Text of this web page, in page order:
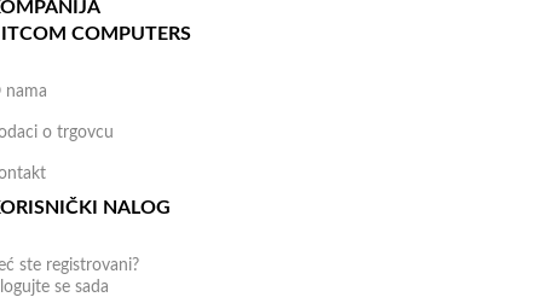
COMPUTERS
nama
o trgovcu
NALOG
ste registrovani?
se sada